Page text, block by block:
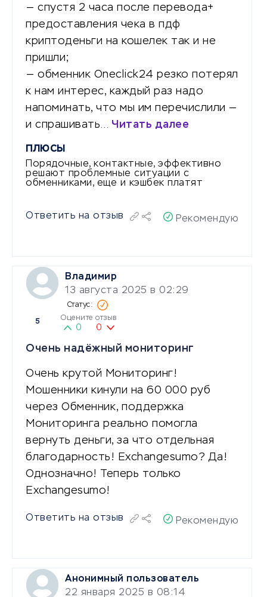
— спустя 2 часа после перевода+
предоставления чека в пдф
криптоденьги на кошелек так и не
пришли;
— обменник Oneclick24 резко потерял
к нам интерес, каждый раз надо
напоминать, что мы им перечислили —
и спрашивать… Читать далее
ПЛЮСЫ
Порядочные, контактные, эффективно
решают проблемные ситуации с
обменниками, еще и кэшбек платят
Ответить на отзыв Рекомендую
Владимир
13 августа 2025 в 02:29
5 Оцените отзыв
0 0
Очень надёжный мониторинг
Очень крутой Мониторинг!
Мошенники кинули на 60 000 руб
через Обменник, поддержка
Мониторинга реально помогла
вернуть деньги, за что отдельная
благодарность! Exchangesumo? Да!
Однозначно! Теперь только
Exchangesumo!
Ответить на отзыв Рекомендую
Анонимный пользователь
22 января 2025 в 08:14